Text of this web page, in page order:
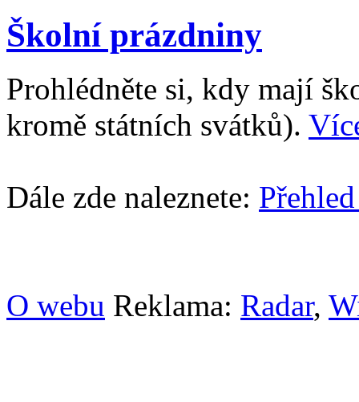
Školní prázdniny
Prohlédněte si, kdy mají
kromě státních svátků).
Dále zde naleznete:
O webu Reklama: Radar,